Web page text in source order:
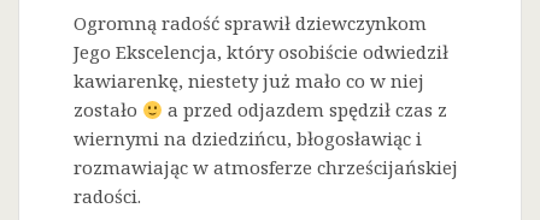
Ogromną radość sprawił dziewczynkom
Jego Ekscelencja, który osobiście odwiedził
kawiarenkę, niestety już mało co w niej
zostało
a przed odjazdem spędził czas z
wiernymi na dziedzińcu, błogosławiąc i
rozmawiając w atmosferze chrześcijańskiej
radości.